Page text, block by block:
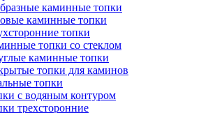
каминные топки
каминные топки
топки
топки со стеклом
каминные топки
топки для каминов
топки
с водяным контуром
трехсторонние